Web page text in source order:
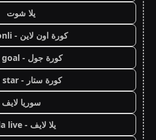
يلا شوت
كورة اون لاين - kora onli
كورة جول - kora goal
كورة ستار - kora star
سوريا لايف
يلا لايف - yalla live